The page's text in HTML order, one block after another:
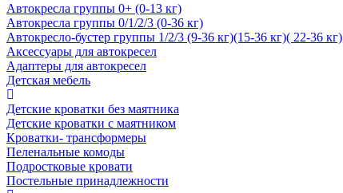
Автокресла группы 0+ (0-13 кг)
Автокресла группы 0/1/2/3 (0-36 кг)
Автокресло-бустер группы 1/2/3 (9-36 кг)(15-36 кг)( 22-36 кг)
Аксессуары для автокресел
Адаптеры для автокресел
Детская мебель
Детские кроватки без маятника
Детские кроватки с маятником
Кроватки- трансформеры
Пеленальные комоды
Подростковые кровати
Постельные принадлежности